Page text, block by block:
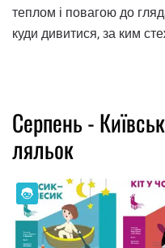
теплом і повагою до
куди дивитися, за ким
Серпень -
ляльок